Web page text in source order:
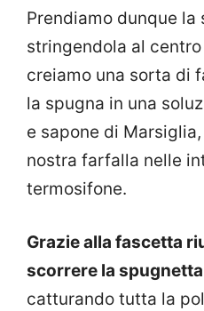
Prendiamo dunque la
stringendola al
creiamo una sorta di
la spugna in una
e sapone di
nostra farfalla nelle
termosifone.
Grazie alla fascetta
scorrere la spugnetta
catturando tutta la